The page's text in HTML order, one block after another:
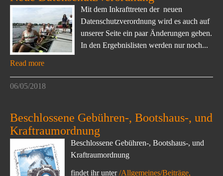
Mit dem Inkrafttreten der neuen
Datenschutzverordnung wird es auch auf
unserer Seite ein paar Änderungen geben.
In den Ergebnislisten werden nur noch...
Read more
06/05/2018
Beschlossene Gebühren-, Bootshaus-, und
Kraftraumordnung
Beschlossene Gebühren-, Bootshaus-, und
Kraftraumordnung
findet ihr unter/Allgemeines/Beiträge,